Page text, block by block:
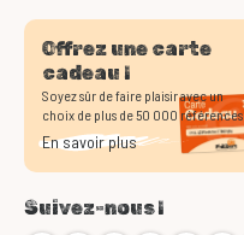
Offrez une carte
cadeau !
Soyez sûr de faire plaisir avec un
choix de plus de 50 000 références
En savoir plus
Suivez-nous !